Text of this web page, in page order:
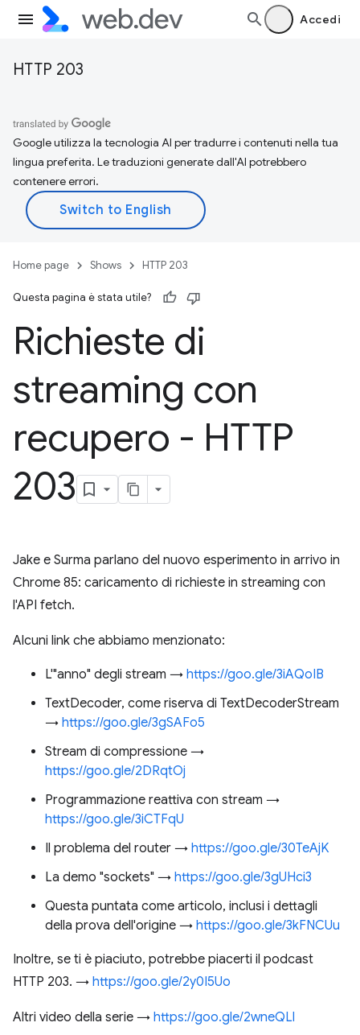
Accedi
HTTP 203
Google utilizza la tecnologia AI per tradurre i contenuti nella tua
lingua preferita. Le traduzioni generate dall'AI potrebbero
contenere errori.
Home page Shows HTTP 203
Questa pagina è stata utile?
Richieste di
streaming con
recupero - HTTP
203
Jake e Surma parlano del nuovo esperimento in arrivo in
Chrome 85: caricamento di richieste in streaming con
l'API fetch.
Alcuni link che abbiamo menzionato:
L'"anno" degli stream → https://goo.gle/3iAQoIB
TextDecoder, come riserva di TextDecoderStream
→ https://goo.gle/3gSAFo5
Stream di compressione →
https://goo.gle/2DRqtOj
Programmazione reattiva con stream →
https://goo.gle/3iCTFqU
Il problema del router → https://goo.gle/30TeAjK
La demo "sockets" → https://goo.gle/3gUHci3
Questa puntata come articolo, inclusi i dettagli
della prova dell'origine → https://goo.gle/3kFNCUu
Inoltre, se ti è piaciuto, potrebbe piacerti il podcast
HTTP 203. → https://goo.gle/2y0I5Uo
Altri video della serie → https://goo.gle/2wneQLl